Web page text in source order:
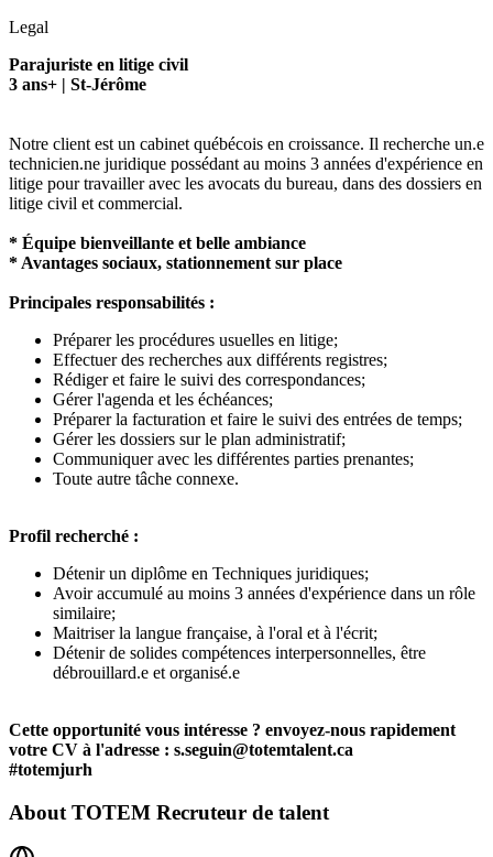
Legal
Parajuriste en litige civil
3 ans+ | St-Jérôme
Notre client est un cabinet québécois en croissance. Il recherche un.e
technicien.ne juridique possédant au moins 3 années d'expérience en
litige pour travailler avec les avocats du bureau, dans des dossiers en
litige civil et commercial.
* Équipe bienveillante et belle ambiance
* Avantages sociaux, stationnement sur place
Principales responsabilités :
Préparer les procédures usuelles en litige;
Effectuer des recherches aux différents registres;
Rédiger et faire le suivi des correspondances;
Gérer l'agenda et les échéances;
Préparer la facturation et faire le suivi des entrées de temps;
Gérer les dossiers sur le plan administratif;
Communiquer avec les différentes parties prenantes;
Toute autre tâche connexe.
Profil recherché :
Détenir un diplôme en Techniques juridiques;
Avoir accumulé au moins 3 années d'expérience dans un rôle
similaire;
Maitriser la langue française, à l'oral et à l'écrit;
Détenir de solides compétences interpersonnelles, être
débrouillard.e et organisé.e
Cette opportunité vous intéresse ? envoyez-nous rapidement
votre CV à l'adresse : s.seguin@totemtalent.ca
#totemjurh
About TOTEM Recruteur de talent